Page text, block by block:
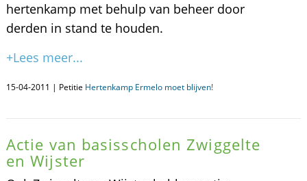
hertenkamp met behulp van beheer door
derden in stand te houden.
+Lees meer...
15-04-2011 | Petitie Hertenkamp Ermelo moet blijven!
Actie van basisscholen Zwiggelte
en Wijster